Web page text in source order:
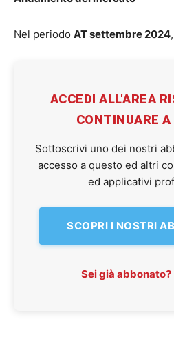
Nel periodo AT settembre 2024,
ACCEDI ALL'AREA
CONTINUARE A
Sottoscrivi uno dei nostri
accesso a questo ed altri
ed applicativi
SCOPRI I NOSTRI
Sei già abbonato?